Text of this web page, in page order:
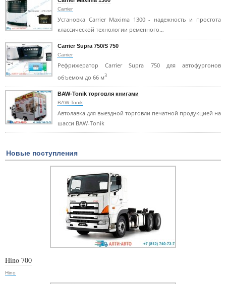
Carrier
Установка Carrier Maxima 1300 - надежность и простота
классической технологии ременного…
Carrier Supra 750/S 750
Carrier
Рефрижератор Carrier Supra 750 для автофургонов
объемом до 66 м3
BAW-Tonik торговля книгами
BAW-Tonik
Автолавка для выездной торговли печатной продукцией на
шасси BAW-Tonik
Новые поступления
Hino 700
Hino